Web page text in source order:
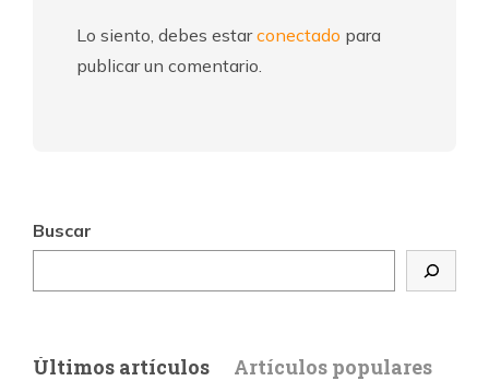
Lo siento, debes estarconectado para
publicar un comentario.
Buscar
Últimos artículos Artículos populares